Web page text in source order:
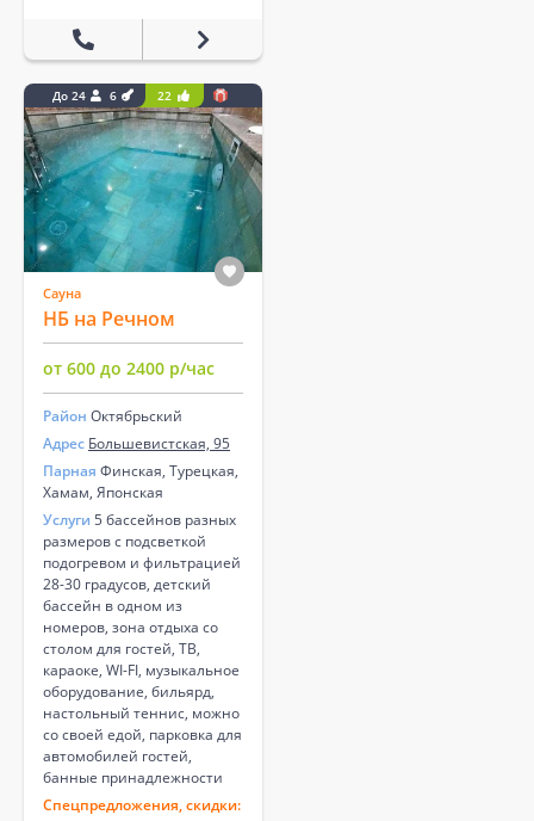
До 24 6 22
Сауна
НБ на Речном
от 600 до 2400 р/час
Район Октябрьский
Адрес Большевистская, 95
Парная Финская, Турецкая,
Хамам, Японская
Услуги 5 бассейнов разных
размеров с подсветкой
подогревом и фильтрацией
28-30 градусов, детский
бассейн в одном из
номеров, зона отдыха со
столом для гостей, ТВ,
караоке, WI-FI, музыкальное
оборудование, бильярд,
настольный теннис, можно
со своей едой, парковка для
автомобилей гостей,
банные принадлежности
Спецпредложения, скидки: